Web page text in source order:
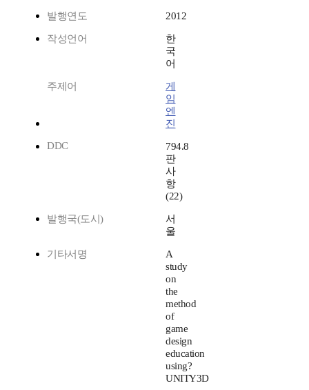
발행연도 2012
작성언어
한
국
어
주제어
게
임
엔
진
DDC
794.8
판
사
항
(22)
발행국(도시)
서
울
기타서명
A
study
on
the
method
of
game
design
education
using?
UNITY3D